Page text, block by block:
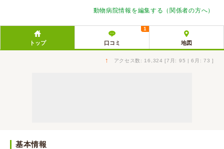
動物病院情報を編集する（関係者の方へ）
トップ 口コミ
1
地図
↑ アクセス数: 16,324 [7月: 95 | 6月: 73 ]
基本情報